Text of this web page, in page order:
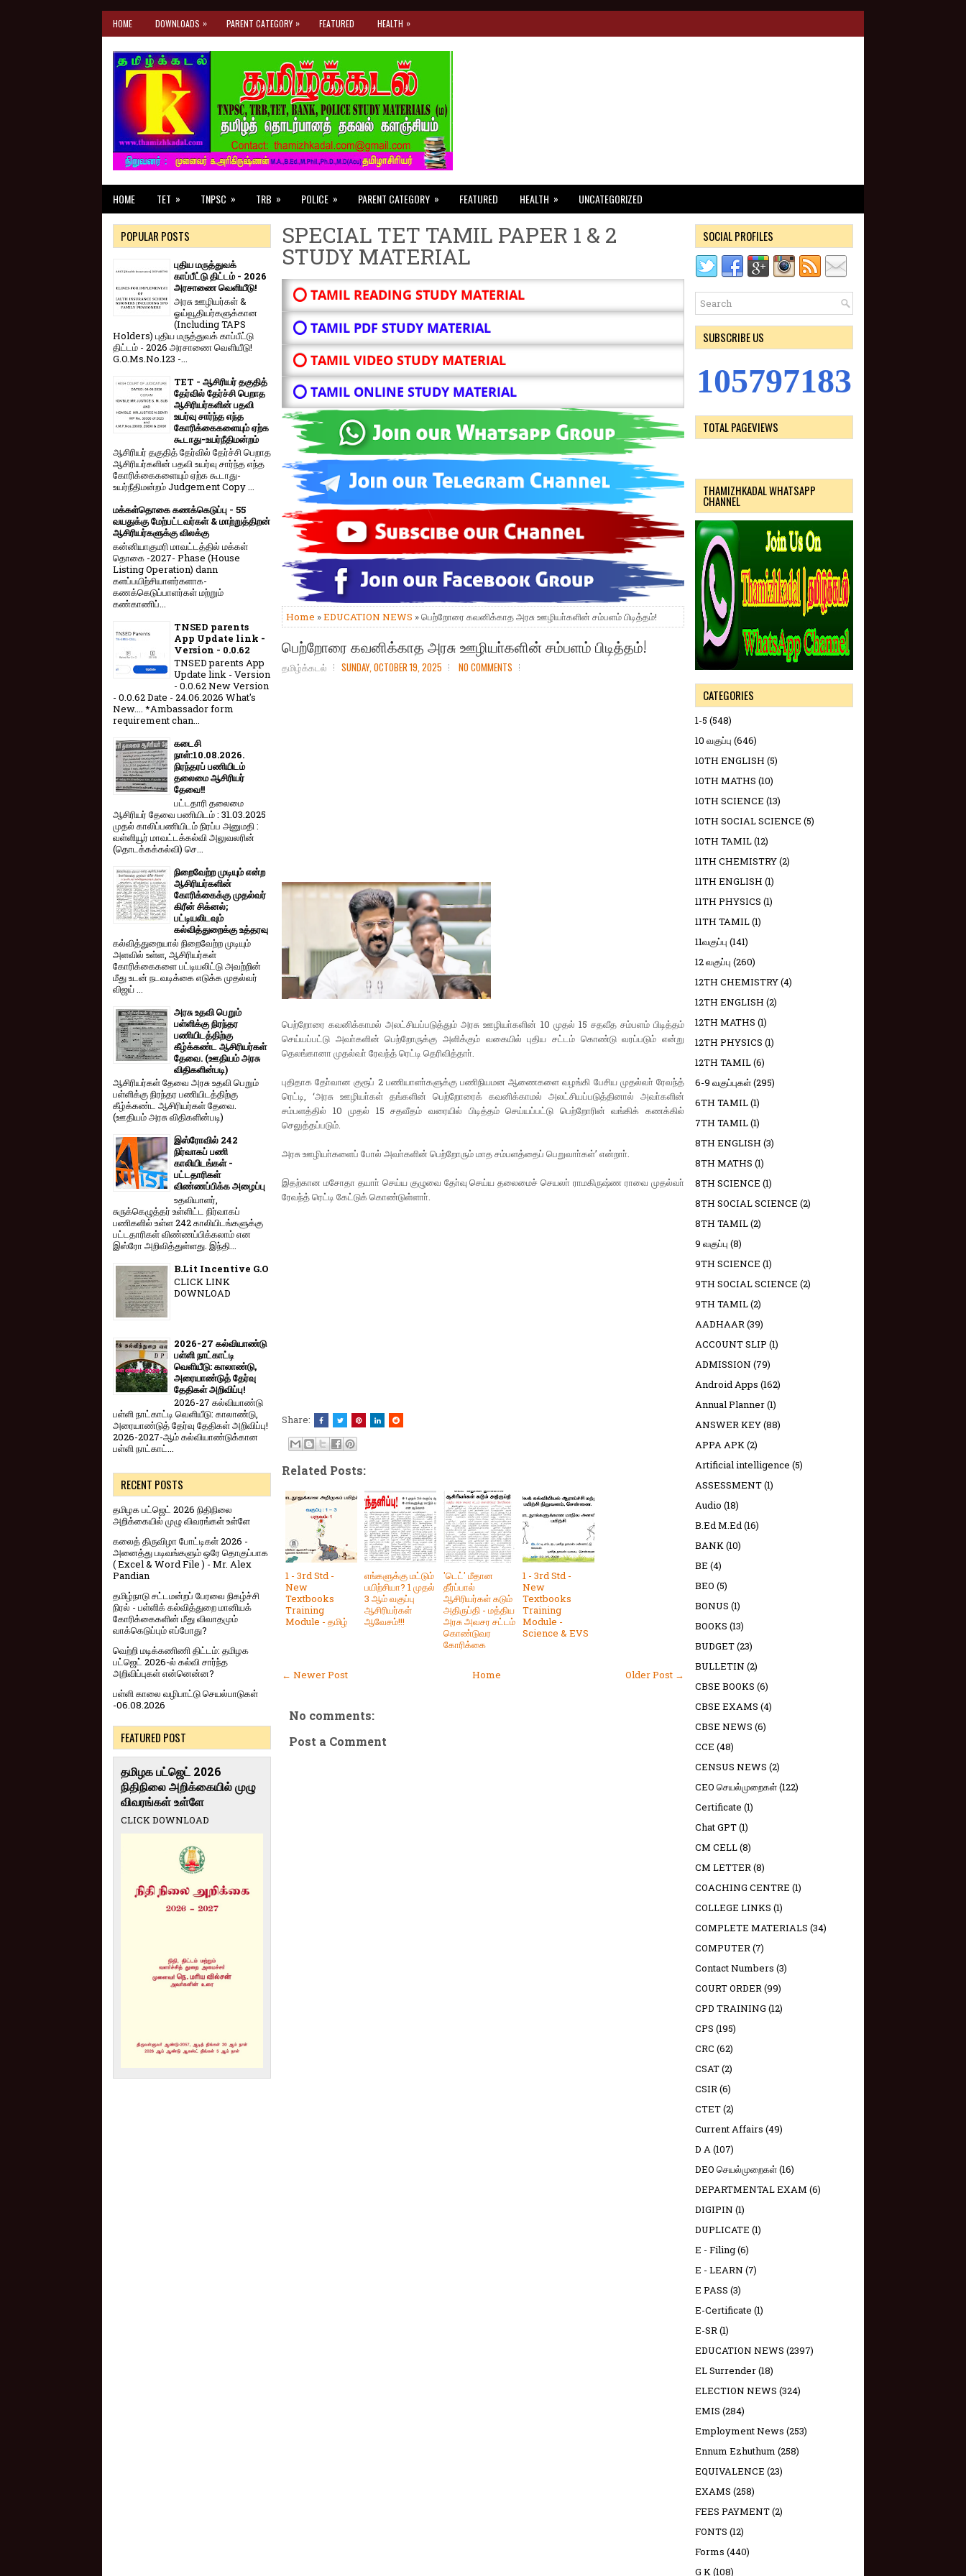
HOME DOWNLOADS » PARENT CATEGORY » FEATURED HEALTH »
HOME TET » TNPSC » TRB » POLICE » PARENT CATEGORY » FEATURED HEALTH » UNCATEGORIZED
SPECIAL TET TAMIL PAPER 1 & 2
STUDY MATERIAL
⭕ TAMIL READING STUDY MATERIAL
⭕ TAMIL PDF STUDY MATERIAL
⭕ TAMIL VIDEO STUDY MATERIAL
⭕ TAMIL ONLINE STUDY MATERIAL
Home »EDUCATION NEWS » பெற்றோரை கவனிக்காத அரசு ஊழியா்களின் சம்பளம் பிடித்தம்!
பெற்றோரை கவனிக்காத அரசு ஊழியா்களின் சம்பளம் பிடித்தம்!
தமிழ்க்கடல் SUNDAY, OCTOBER 19, 2025 NO COMMENTS
பெற்றோரை கவனிக்காமல் அலட்சியப்படுத்தும் அரசு ஊழியா்களின் 10 முதல் 15 சதவீத சம்பளம் பிடித்தம்
செய்யப்பட்டு அவா்களின் பெற்றோருக்கு அளிக்கும் வகையில் புதிய சட்டம் கொண்டு வரப்படும் என்று
தெலங்கானா முதல்வா் ரேவந்த் ரெட்டி தெரிவித்தாா்.
புதிதாக தோ்வான குரூப் 2 பணியாளா்களுக்கு பணிநியமன ஆணைகளை வழங்கி பேசிய முதல்வா் ரேவந்த்
ரெட்டி, ‘அரசு ஊழியா்கள் தங்களின் பெற்றோரைக் கவனிக்காமல் அலட்சியப்படுத்தினால் அவா்களின்
சம்பளத்தில் 10 முதல் 15 சதவீதம் வரையில் பிடித்தம் செய்யப்பட்டு பெற்றோரின் வங்கிக் கணக்கில்
செலுத்தப்படும்.
அரசு ஊழியா்களைப் போல் அவா்களின் பெற்றோரும் மாத சம்பளத்தைப் பெறுவாா்கள்’ என்றாா்.
இதற்கான மசோதா தயாா் செய்ய குழுவை தோ்வு செய்ய தலைமைச் செயலா் ராமகிருஷ்ண ராவை முதல்வா்
ரேவந்த் ரெட்டி கேட்டுக் கொண்டுள்ளாா்.
Share:
Related Posts:
1 - 3rd Std -
New
Textbooks
Training
Module - தமிழ்
எங்களுக்கு மட்டும்
பயிற்சியா? 1 முதல்
3 ஆம் வகுப்பு
ஆசிரியர்கள்
ஆவேசம்!!!
'டெட்' மீதான
தீர்ப்பால்
ஆசிரியர்கள் கடும்
அதிருப்தி - மத்திய
அரசு அவசர சட்டம்
கொண்டுவர
கோரிக்கை
1 - 3rd Std -
New
Textbooks
Training
Module -
Science & EVS
← Newer Post Older Post →
Home
No comments:
Post a Comment
POPULAR POSTS
புதிய மருத்துவக்
காப்பீட்டு திட்டம் - 2026
அரசாணை வெளியீடு!
அரசு ஊழியர்கள் &
ஓய்வூதியர்களுக்கான
(Including TAPS
Holders) புதிய மருத்துவக் காப்பீட்டு
திட்டம் - 2026 அரசாணை வெளியீடு!
G.O.Ms.No.123 -...
TET - ஆசிரியர் தகுதித்
தேர்வில் தேர்ச்சி பெறாத
ஆசிரியர்களின் பதவி
உயர்வு சார்ந்த எந்த
கோரிக்கைகளையும் ஏற்க
கூடாது-உயர்நீதிமன்றம்
ஆசிரியர் தகுதித் தேர்வில் தேர்ச்சி பெறாத
ஆசிரியர்களின் பதவி உயர்வு சார்ந்த எந்த
கோரிக்கைகளையும் ஏற்க கூடாது-
உயர்நீதிமன்றம் Judgement Copy ...
மக்கள்தொகை கணக்கெடுப்பு - 55
வயதுக்கு மேற்பட்டவர்கள் & மாற்றுத்திறன்
ஆசிரியர்களுக்கு விலக்கு
கன்னியாகுமரி மாவட்டத்தில் மக்கள்
தொகை -2027- Phase (House
Listing Operation) dann
களப்பயிற்சியாளர்களாக-
கணக்கெடுப்பாளர்கள் மற்றும்
கண்காணிப்...
TNSED parents
App Update link -
Version - 0.0.62
TNSED parents App
Update link - Version
- 0.0.62 New Version
- 0.0.62 Date - 24.06.2026 What's
New.... *Ambassador form
requirement chan...
கடைசி
நாள்:10.08.2026.
நிரந்தரப் பணியிடம்
தலைமை ஆசிரியர்
தேவை!!
பட்டதாரி தலைமை
ஆசிரியர் தேவை பணியிடம் : 31.03.2025
முதல் காலிப்பணியிடம் நிரப்ப அனுமதி :
வள்ளியூர் மாவட்டக்கல்வி அலுவலரின்
(தொடக்கக்கல்வி) செ...
நிறைவேற்ற முடியும் என்ற
ஆசிரியர்களின்
கோரிக்கைக்கு முதல்வர்
கிரீன் சிக்னல்;
பட்டியலிடவும்
கல்வித்துறைக்கு உத்தரவு
கல்வித்துறையால் நிறைவேற்ற முடியும்
அளவில் உள்ள, ஆசிரியர்கள்
கோரிக்கைகளை பட்டியலிட்டு அவற்றின்
மீது உடன் நடவடிக்கை எடுக்க முதல்வர்
விஜய் ...
அரசு உதவி பெறும்
பள்ளிக்கு நிரந்தர
பணியிடத்திற்கு
கீழ்க்கண்ட ஆசிரியர்கள்
தேவை. (ஊதியம் அரசு
விதிகளின்படி)
ஆசிரியர்கள் தேவை அரசு உதவி பெறும்
பள்ளிக்கு நிரந்தர பணியிடத்திற்கு
கீழ்க்கண்ட ஆசிரியர்கள் தேவை.
(ஊதியம் அரசு விதிகளின்படி)
இஸ்ரோவில் 242
நிர்வாகப் பணி
காலியிடங்கள் -
பட்டதாரிகள்
விண்ணப்பிக்க அழைப்பு
உதவியாளர்,
சுருக்கெழுத்தர் உள்ளிட்ட நிர்வாகப்
பணிகளில் உள்ள 242 காலியிடங்களுக்கு
பட்டதாரிகள் விண்ணப்பிக்கலாம் என
இஸ்ரோ அறிவித்துள்ளது. இந்தி...
B.Lit Incentive G.O
CLICK LINK
DOWNLOAD
2026-27 கல்வியாண்டு
பள்ளி நாட்காட்டி
வெளியீடு: காலாண்டு,
அரையாண்டுத் தேர்வு
தேதிகள் அறிவிப்பு!
2026-27 கல்வியாண்டு
பள்ளி நாட்காட்டி வெளியீடு: காலாண்டு,
அரையாண்டுத் தேர்வு தேதிகள் அறிவிப்பு!
2026-2027-ஆம் கல்வியாண்டுக்கான
பள்ளி நாட்காட்...
RECENT POSTS
தமிழக பட்ஜெட் 2026 நிதிநிலை
அறிக்கையில் முழு விவரங்கள் உள்ளே
கலைத் திருவிழா போட்டிகள் 2026 -
அனைத்து படிவங்களும் ஒரே தொகுப்பாக
( Excel & Word File ) - Mr. Alex
Pandian
தமிழ்நாடு சட்டமன்றப் பேரவை நிகழ்ச்சி
நிரல் - பள்ளிக் கல்வித்துறை மானியக்
கோரிக்கைகளின் மீது விவாதமும்
வாக்கெடுப்பும் எப்போது?
வெற்றி மடிக்கணிணி திட்டம்: தமிழக
பட்ஜெட் 2026-ல் கல்வி சார்ந்த
அறிவிப்புகள் என்னென்ன?
பள்ளி காலை வழிபாட்டு செயல்பாடுகள்
-06.08.2026
FEATURED POST
தமிழக பட்ஜெட் 2026
நிதிநிலை அறிக்கையில் முழு
விவரங்கள் உள்ளே
CLICK DOWNLOAD
SOCIAL PROFILES
SUBSCRIBE US
105797183
TOTAL PAGEVIEWS
THAMIZHKADAL WHATSAPP
CHANNEL
CATEGORIES
1-5 (548)
10 வகுப்பு (646)
10TH ENGLISH (5)
10TH MATHS (10)
10TH SCIENCE (13)
10TH SOCIAL SCIENCE (5)
10TH TAMIL(12)
11TH CHEMISTRY(2)
11TH ENGLISH (1)
11TH PHYSICS (1)
11TH TAMIL(1)
11வகுப்பு (141)
12 வகுப்பு (260)
12TH CHEMISTRY(4)
12TH ENGLISH (2)
12TH MATHS (1)
12TH PHYSICS (1)
12TH TAMIL(6)
6-9 வகுப்புகள்(295)
6TH TAMIL(1)
7TH TAMIL(1)
8TH ENGLISH (3)
8TH MATHS (1)
8TH SCIENCE (1)
8TH SOCIAL SCIENCE (2)
8TH TAMIL(2)
9 வகுப்பு (8)
9TH SCIENCE (1)
9TH SOCIAL SCIENCE (2)
9TH TAMIL(2)
AADHAAR(39)
ACCOUNT SLIP (1)
ADMISSION (79)
Android Apps (162)
Annual Planner(1)
ANSWER KEY(88)
APPA APK(2)
Artificial intelligence (5)
ASSESSMENT(1)
Audio (18)
B.Ed M.Ed(16)
BANK(10)
BE (4)
BEO (5)
BONUS (1)
BOOKS (13)
BUDGET(23)
BULLETIN (2)
CBSE BOOKS (6)
CBSE EXAMS (4)
CBSE NEWS (6)
CCE (48)
CENSUS NEWS (2)
CEO செயல்முறைகள்(122)
Certificate (1)
Chat GPT(1)
CM CELL(8)
CM LETTER(8)
COACHING CENTRE (1)
COLLEGE LINKS (1)
COMPLETE MATERIALS (34)
COMPUTER(7)
Contact Numbers (3)
COURT ORDER(99)
CPD TRAINING (12)
CPS (195)
CRC (62)
CSAT(2)
CSIR(6)
CTET(2)
Current Affairs (49)
D A(107)
DEO செயல்முறைகள்(16)
DEPARTMENTAL EXAM (6)
DIGIPIN (1)
DUPLICATE (1)
E - Filing(6)
E - LEARN (7)
E PASS (3)
E-Certificate (1)
E-SR(1)
EDUCATION NEWS (2397)
EL Surrender(18)
ELECTION NEWS (324)
EMIS (284)
Employment News (253)
Ennum Ezhuthum (258)
EQUIVALENCE (23)
EXAMS (258)
FEES PAYMENT(2)
FONTS (12)
Forms (440)
G K(108)